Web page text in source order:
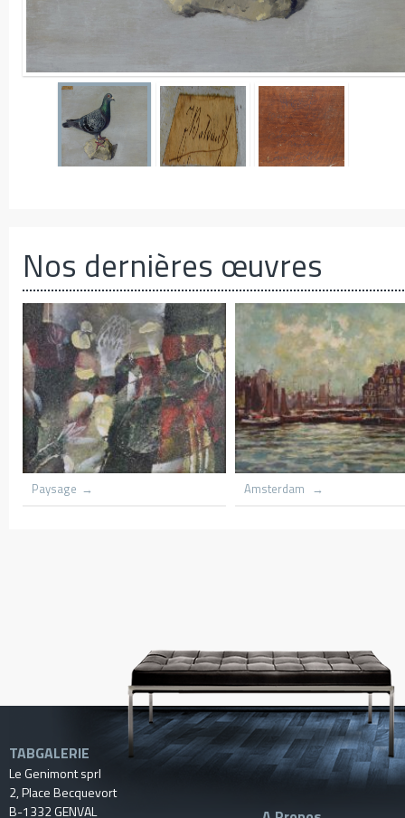
Nos dernières œuvres
dar harbnour
TABGALERIE
Le Genimont sprl
2, Place Becquevort
B-1332 GENVAL